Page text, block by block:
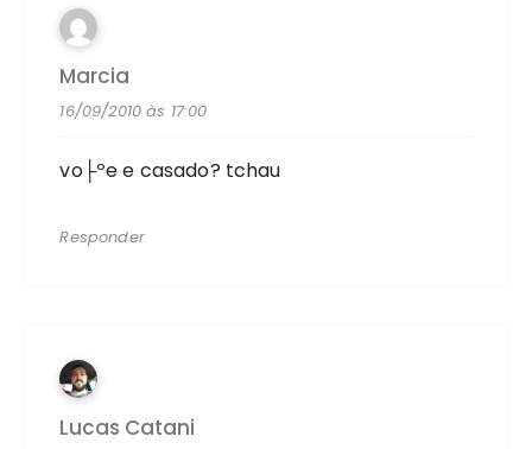
Marcia
16/09/2010 às 17:00
vo├ºe e casado? tchau
Responder
Lucas Catani